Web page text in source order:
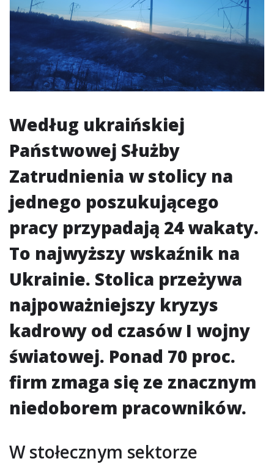
Według ukraińskiej
Państwowej Służby
Zatrudnienia w stolicy na
jednego poszukującego
pracy przypadają 24 wakaty.
To najwyższy wskaźnik na
Ukrainie. Stolica przeżywa
najpoważniejszy kryzys
kadrowy od czasów I wojny
światowej. Ponad 70 proc.
firm zmaga się ze znacznym
niedoborem pracowników.
W stołecznym sektorze